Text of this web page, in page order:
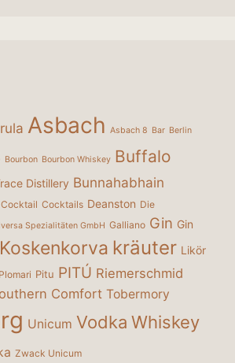
Asbach Asbach 8 Bar Berlin
Bourbon Bourbon Whiskey Buffalo
Distillery Bunnahabhain
Cocktail Cocktails Deanston Die
Spezialitäten GmbH Galliano Gin Gin
Koskenkorva kräuter Likör
Pitu PITÚ Riemerschmid
Comfort Tobermory
Unicum Vodka Whiskey
Zwack Unicum